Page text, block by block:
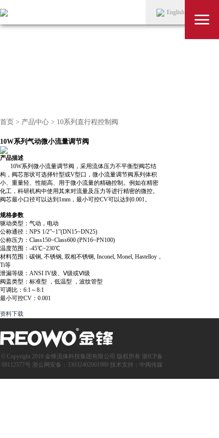
English
首页 > 产品中心 > 10系列直行程控制阀
10W系列气动微小流量调节阀
产品描述
10W系列微小流量调节阀，采用流体压力不平衡型阀芯结
构，阀芯形状可选择针型或V型口，微小流量调节阀系列体积
小、重量轻、性能高、用于微小流量的精确控制。例如在精密
化工，科研机构中使用其来对流量及压力等进行精密的微控。
阀芯最小口径可以达到1mm，最小可控CV可以达到0.001。
规格参数
驱动类型 ： 气动，电动
公称通径 ： NPS 1/2”~1”(DN15~DN25)
公称压力 ： Class150~Class600 (PN16~PN100)
温度范围 ： -45℃~230℃
材料范围：碳钢, 不锈钢, 双相不锈钢, Inconel, Monel, Hastelloy，
Ti等
泄漏等级：ANSI IV级、Ⅴ级或Ⅵ级
阀盖类型：标准型 ，低温型 ，波纹管型
可调比：6:1～8:1
最小可控CV ： 0.001
资料下载
© Copyright 2019 金锋流体科技集团有限公司 版权所有 浙ICP备
08112577号 浙公网安备：33032402001989 技术支持： 中阀传媒